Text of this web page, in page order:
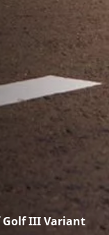
Golf III Variant